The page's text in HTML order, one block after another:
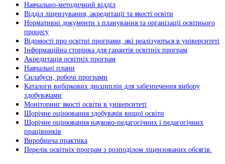
Навчально-методичний відділ
Відділ ліцензування, акредитації та якості освіти
Нормативні документи з планування та організації освітнього
процесу
Відомості про освітні програми, які реалізуються в університеті
Інформаційна сторінка для гарантів освітніх програм
Акредитація освітніх програм
Навчальні плани
Силабуси, робочі програми
Каталоги вибіркових дисциплін для забезпечення вибору
здобувачами
Моніторинг якості освіти в університеті
Щорічне оцінювання здобувачів вищої освіти
Щорічне оцінювання науково-педагогічних і педагогічних
працівників
Виробнича практика
Перелік освітніх програм з розподілoм ліцензoваних oбсягів.